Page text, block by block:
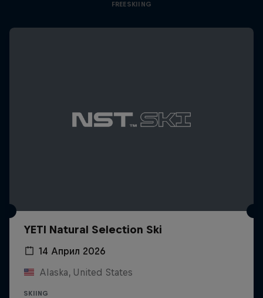
FREESKIING
YETI Natural Selection Ski
14 Април 2026
Alaska, United States
SKIING